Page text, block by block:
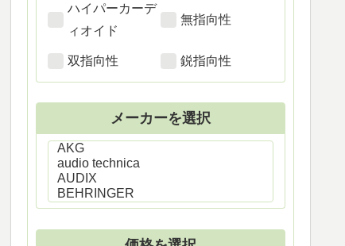
ハイパーカーデ
ィオイド
無指向性
双指向性 鋭指向性
メーカーを選択